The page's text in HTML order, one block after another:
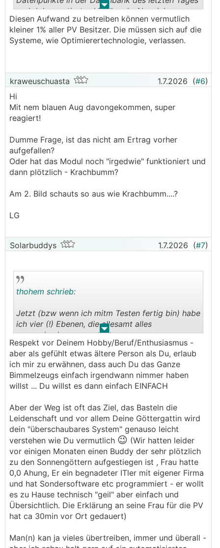
. .
und dokumentiert schleichende Abweichungen
(Drifts und dgl). Setzt halt voraus, dass bereits
genügend Trainings Material vorhanden ist zum
üben
Diesen Aufwand zu betreiben können vermutlich
kleiner 1% aller PV Besitzer. Die müssen sich auf die
Systeme, wie Optimierertechnologie, verlassen.
kraweuschuasta 1.7.2026 (#6)
Hi
Mit nem blauen Aug davongekommen, super
reagiert!
Dumme Frage, ist das nicht am Ertrag vorher
aufgefallen?
Oder hat das Modul noch "irgedwie" funktioniert und
dann plötzlich - Krachbumm?
Am 2. Bild schauts so aus wie Krachbumm....?
LG
Solarbuddys 1.7.2026 (#7)
. .
thohem schrieb:
Jetzt (bzw wenn ich mitm Testen fertig bin) habe
ich vier (!) Ebenen, die allesamt alles
gegenchecken:
- Fronius/Victron interne Alarme
- Daten in der Datenbank werden per Script
abgeglichen, verglichen, errechnet,.... Und
Abweichungen alarmieren
Überwachung falls sie ausfällt
- eine KI schaut einmal am Tag über alle
Datenpunkte in der Datenbank des letzten Tages
und dokumentiert schleichende Abweichungen
(Drifts und dgl). Setzt halt voraus, dass bereits
genügend Trainings Material vorhanden ist zum
üben
Für mich nehm ich mit: Redundanz.
Rechenkapazitäten, Speicher und RAM sind
relativ billig im Vergleich zu einem Brand.
Respekt vor Deinem Hobby/Beruf/Enthusiasmus -
aber als gefühlt etwas ältere Person als Du, erlaub
ich mir zu erwähnen, dass auch Du das Ganze
Bimmelzeugs einfach irgendwann nimmer haben
willst ... Du willst es dann einfach EINFACH
Aber der Weg ist oft das Ziel, das Basteln die
Leidenschaft und vor allem Deine Göttergattin wird
dein "überschaubares System" genauso leicht
verstehen wie Du vermutlich 😉 (Wir hatten leider
vor einigen Monaten einen Buddy der sehr plötzlich
zu den Sonnengöttern aufgestiegen ist , Frau hatte
0,0 Ahung, Er ein begnadeter ITler mit eigener Firma
und hat Sondersoftware etc programmiert - er wollt
es zu Hause technisch "geil" aber einfach und
Übersichtlich. Die Erklärung an seine Frau für die PV
hat ca 30min vor Ort gedauert)
Man(n) kan ja vieles übertreiben, immer und überall -